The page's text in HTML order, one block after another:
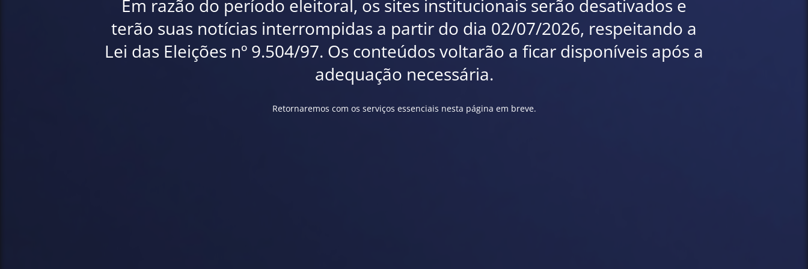
Em razão do período eleitoral, os sites institucionais serão desativados e
terão suas notícias interrompidas a partir do dia 02/07/2026, respeitando a
Lei das Eleições nº 9.504/97. Os conteúdos voltarão a ficar disponíveis após a
adequação necessária.
Retornaremos com os serviços essenciais nesta página em breve.